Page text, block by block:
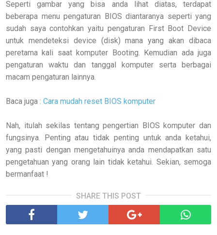
Seperti gambar yang bisa anda lihat diatas, terdapat
beberapa menu pengaturan BIOS diantaranya seperti yang
sudah saya contohkan yaitu pengaturan First Boot Device
untuk mendeteksi device (disk) mana yang akan dibaca
peretama kali saat komputer Booting. Kemudian ada juga
pengaturan waktu dan tanggal komputer serta berbagai
macam pengaturan lainnya.
Baca juga : Cara mudah reset BIOS komputer
Nah, itulah sekilas tentang pengertian BIOS komputer dan
fungsinya. Penting atau tidak penting untuk anda ketahui,
yang pasti dengan mengetahuinya anda mendapatkan satu
pengetahuan yang orang lain tidak ketahui. Sekian, semoga
bermanfaat !
SHARE THIS POST